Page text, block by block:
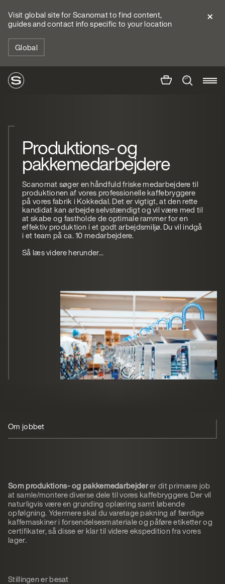
Visit global site for Scanomat to find content,
guides and contact info specific to your location
Global
Produktions- og
pakkemedarbejdere
Scanomat søger en håndfuld friske medarbejdere til
produktionen af vores professionelle kaffebryggere
på vores fabrik i Kokkedal. Det er vigtigt, at den rette
kandidat kan arbejde selvstændigt og vil være med til
at skabe og fastholde de optimale rammer for en
effektiv produktion i et godt arbejdsmiljø. Du vil indgå
i et team på ca. 10 medarbejdere.
Så læs videre herunder...
Om jobbet
Som produktions- og pakkemedarbejderer dit primære job
at samle/montere diverse dele til vores kaffebryggere. Der vil
naturligvis være en grunding oplæring samt løbende
opfølgning. Ydermere skal du varetage pakning af færdige
kaffemaskiner i forsendelsesmateriale og påføre etiketter og
certifikater, så disse er klar til videre ekspedition fra vores
lager.
Stillingen er besat